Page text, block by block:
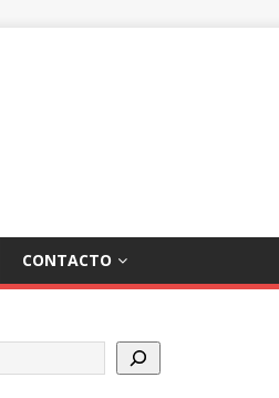
CONTACTO